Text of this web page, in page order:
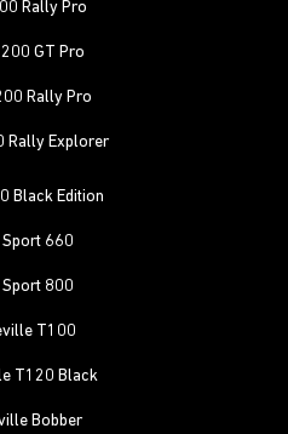
Rally Pro
GT Pro
Rally Pro
Rally Explorer
Black Edition
660
800
T100
T120 Black
Bobber